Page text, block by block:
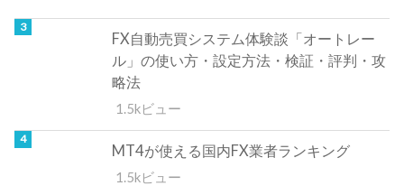
FX自動売買システム体験談「オートレー
ル」の使い方・設定方法・検証・評判・攻
略法
1.5kビュー
MT4が使える国内FX業者ランキング
1.5kビュー